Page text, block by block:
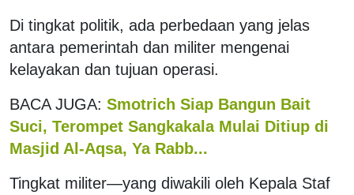
Di tingkat politik, ada perbedaan yang jelas
antara pemerintah dan militer mengenai
kelayakan dan tujuan operasi.
BACA JUGA: Smotrich Siap Bangun Bait
Suci, Terompet Sangkakala Mulai Ditiup di
Masjid Al-Aqsa, Ya Rabb...
Tingkat militer—yang diwakili oleh Kepala Staf